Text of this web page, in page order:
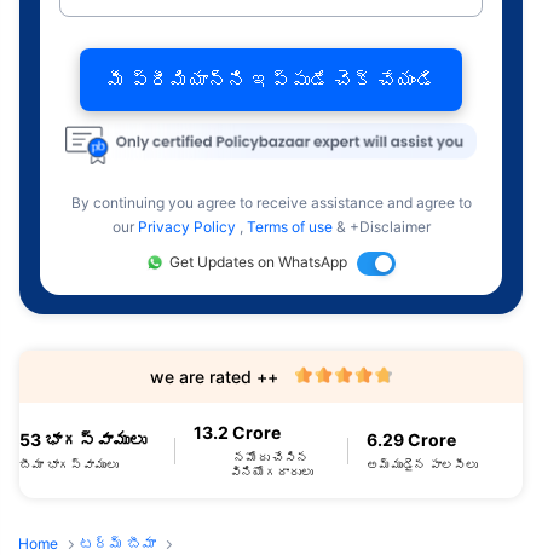
మీ ప్రీమియాన్ని ఇప్పుడే చెక్ చేయండి
By continuing you agree to receive assistance and agree to
our Privacy Policy , Terms of use & +Disclaimer
Get Updates on WhatsApp
53 భాగస్వాములు
బీమా భాగస్వాములు
13.2 Crore
నమోదు చేసిన
వినియోగదారులు
6.29 Crore
అమ్ముడైన పాలసీలు
we are rated ++
Home
టర్మ్ బీమా